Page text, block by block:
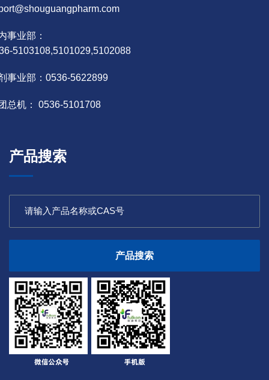
事业部：
5103108,5101029,5102088
事业部：0536-5622899
总机： 0536-5101708
产品搜索
产品搜索